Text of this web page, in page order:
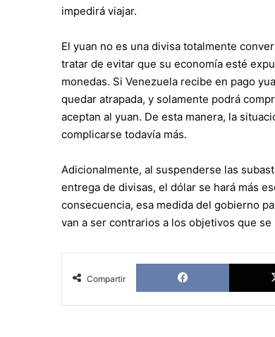
impedirá viajar.
El yuan no es una divisa totalmente
tratar de evitar que su economía esté
monedas. Si Venezuela recibe en pago
quedar atrapada, y solamente podrá
aceptan al yuan. De esta manera, la
complicarse todavía más.
Adicionalmente, al suspenderse las
entrega de divisas, el dólar se hará más
consecuencia, esa medida del gobierno
van a ser contrarios a los objetivos que se
Compartir
Facebook